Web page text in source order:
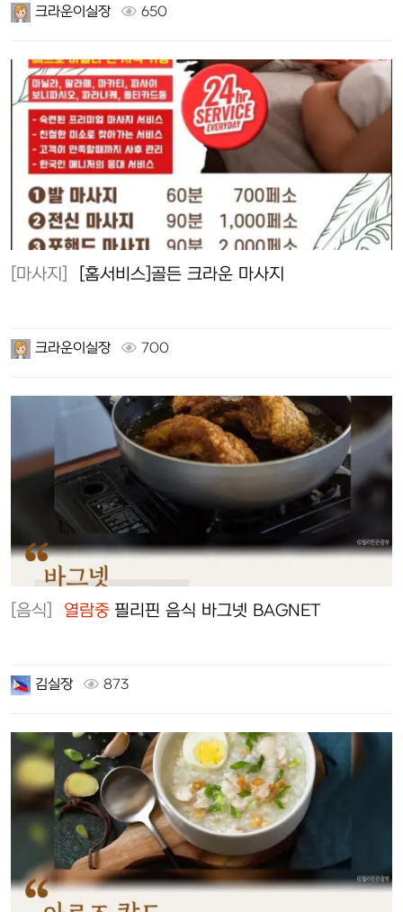
크라운이실장 650
[마사지] [홈서비스]골든 크라운 마사지
크라운이실장 700
[음식] 열람중 필리핀 음식 바그넷 BAGNET
김실장 873